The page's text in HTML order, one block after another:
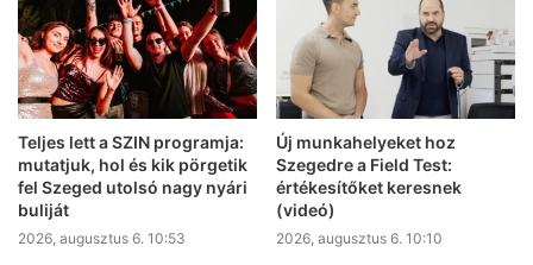
Teljes lett a SZIN programja:
mutatjuk, hol és kik pörgetik
fel Szeged utolsó nagy nyári
buliját
2026, augusztus 6. 10:53
Új munkahelyeket hoz
Szegedre a Field Test:
értékesítőket keresnek
(videó)
2026, augusztus 6. 10:10